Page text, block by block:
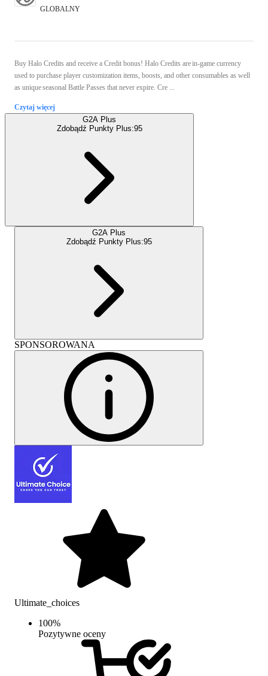
GLOBALNY
Buy Halo Credits and receive a Credit bonus! Halo Credits are in-game currency
used to purchase player customization items, boosts, and other consumables as well
as unique seasonal Battle Passes that never expire. Cre ...
Czytaj więcej
G2A Plus
Zdobądź Punkty Plus:95
G2A Plus
Zdobądź Punkty Plus:95
SPONSOROWANA
Ultimate_choices
100%
Pozytywne oceny